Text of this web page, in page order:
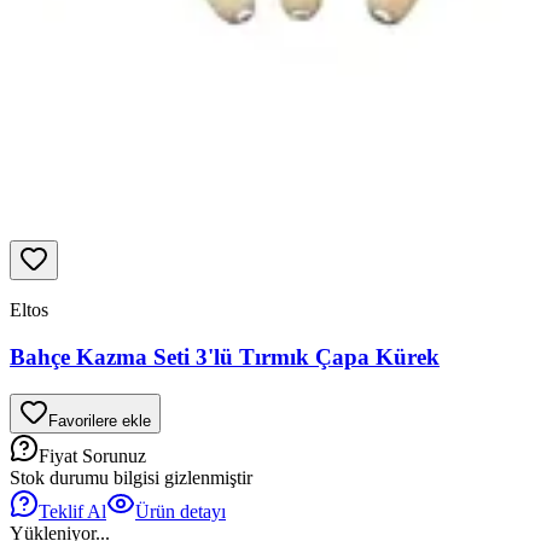
Eltos
Bahçe Kazma Seti 3'lü Tırmık Çapa Kürek
Favorilere ekle
Fiyat Sorunuz
Stok durumu bilgisi gizlenmiştir
Teklif Al
Ürün detayı
Yükleniyor...